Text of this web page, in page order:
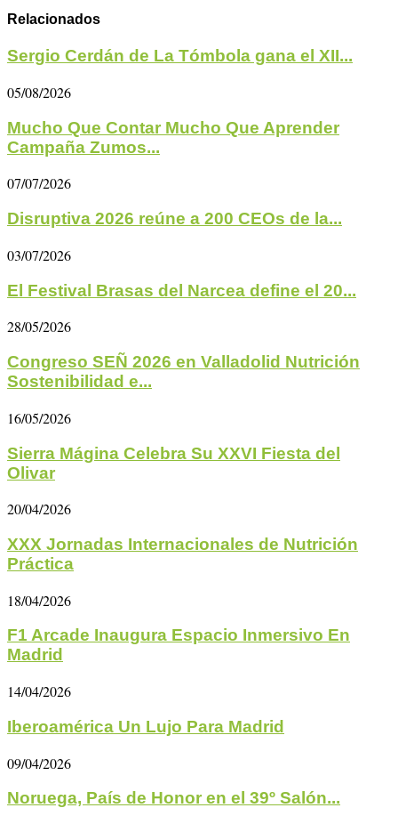
Relacionados
Sergio Cerdán de La Tómbola gana el XII...
05/08/2026
Mucho Que Contar Mucho Que Aprender
Campaña Zumos...
07/07/2026
Disruptiva 2026 reúne a 200 CEOs de la...
03/07/2026
El Festival Brasas del Narcea define el 20...
28/05/2026
Congreso SEÑ 2026 en Valladolid Nutrición
Sostenibilidad e...
16/05/2026
Sierra Mágina Celebra Su XXVI Fiesta del
Olivar
20/04/2026
XXX Jornadas Internacionales de Nutrición
Práctica
18/04/2026
F1 Arcade Inaugura Espacio Inmersivo En
Madrid
14/04/2026
Iberoamérica Un Lujo Para Madrid
09/04/2026
Noruega, País de Honor en el 39º Salón...